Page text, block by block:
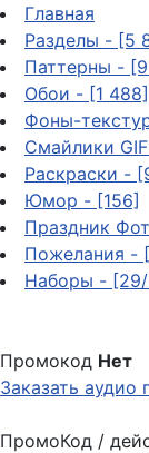
Главная
Разделы - [5
Паттерны -
Обои - [1 488]
Фоны-
Смайлики GIF
Раскраски -
Юмор - [156]
Праздник
Пожелания -
Наборы -
Промокод Нет
Заказать аудио
ПромоКод /